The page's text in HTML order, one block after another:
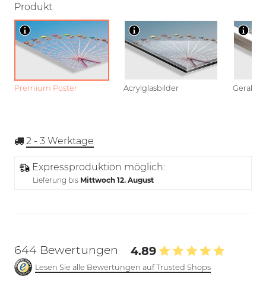
Produkt
Premium Poster Acrylglasbilder
2 - 3 Werktage
Expressproduktion möglich:
Lieferung bis Mittwoch 12. August
644 Bewertungen 4.89
Lesen Sie alle Bewertungen auf Trusted Shops